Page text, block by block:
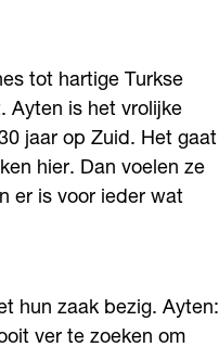
tot hartige Turkse
Ayten is het vrolijke
jaar op Zuid. Het gaat
hier. Dan voelen ze
er is voor ieder wat
hun zaak bezig. Ayten:
ver te zoeken om